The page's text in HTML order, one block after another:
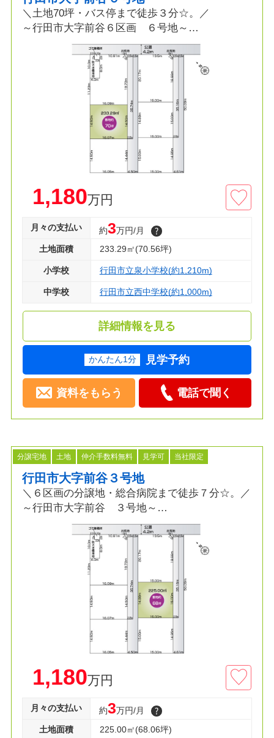
＼土地70坪・バス停まで徒歩３分☆。／
～行田市大字前谷６区画 ６号地～
≫ポイント
■土地70坪の広い敷地
■本下水エリア
■ＪＲ高崎線利用エリア
■フルオーダー・セミオーダー可
□総合病院 徒歩７分
□ファミマ 徒歩11分
□ベイシア 徒歩12分
□カインズホーム 徒歩14分
◇建築条件付き売地です♪
◇資料請求・見学のご予約等お気軽にお問い合わ
せください！◇
1,180万円
月々の支払い 約3万円/月
土地面積 233.29㎡(70.56坪)
小学校 行田市立泉小学校(約1,210m)
中学校 行田市立西中学校(約1,000m)
詳細情報を見る
かんたん1分 見学予約
資料をもらう 電話で聞く
分譲宅地 土地 仲介手数料無料 見学可 当社限定
行田市大字前谷３号地
＼６区画の分譲地・総合病院まで徒歩７分☆。／
～行田市大字前谷 ３号地～
≫ポイント
■本下水エリア
■ＪＲ高崎線利用エリア
■フルオーダー・セミオーダー可
□バス停 徒歩３分
□総合病院 徒歩７分
□ファミマ 徒歩11分
□保育園 徒歩13分
お好きな間取りで建築可能♪
1,180万円
月々の支払い 約3万円/月
土地面積 225.00㎡(68.06坪)